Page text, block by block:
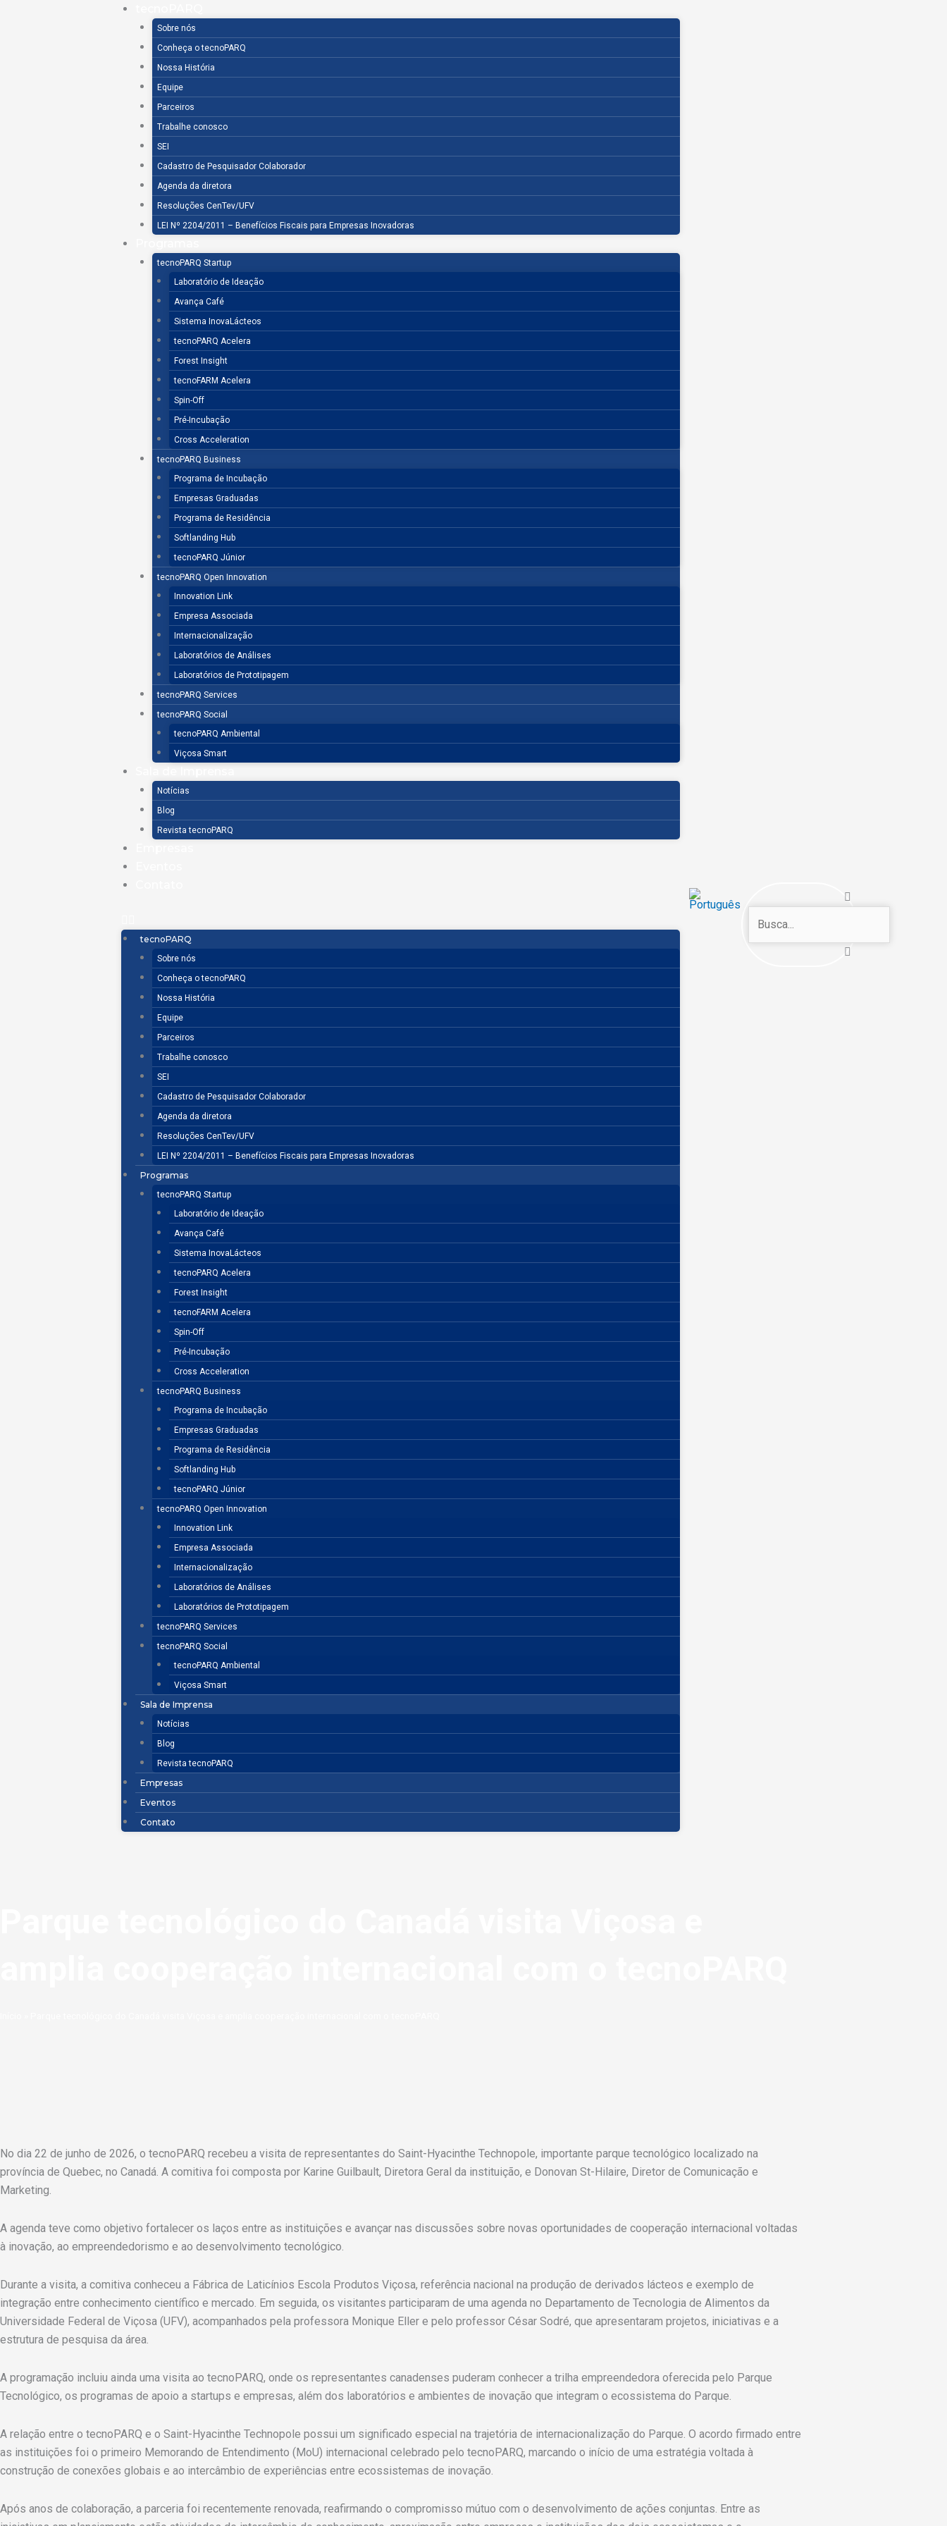
Sobre nós
Conheça o tecnoPARQ
Nossa História
Equipe
Parceiros
Trabalhe conosco
SEI
Cadastro de Pesquisador Colaborador
Agenda da diretora
Resoluções CenTev/UFV
LEI Nº 2204/2011 – Benefícios Fiscais para Empresas Inovadoras
tecnoPARQ Startup
Laboratório de Ideação
Avança Café
Sistema InovaLácteos
tecnoPARQ Acelera
Forest Insight
tecnoFARM Acelera
Spin-Off
Pré-Incubação
Cross Acceleration
tecnoPARQ Business
Programa de Incubação
Empresas Graduadas
Programa de Residência
Softlanding Hub
tecnoPARQ Júnior
tecnoPARQ Open Innovation
Innovation Link
Empresa Associada
Internacionalização
Laboratórios de Análises
Laboratórios de Prototipagem
tecnoPARQ Services
tecnoPARQ Social
tecnoPARQ Ambiental
Viçosa Smart
Notícias
Blog
Revista tecnoPARQ
tecnoPARQ
Sobre nós
Conheça o tecnoPARQ
Nossa História
Equipe
Parceiros
Trabalhe conosco
SEI
Cadastro de Pesquisador Colaborador
Agenda da diretora
Resoluções CenTev/UFV
LEI Nº 2204/2011 – Benefícios Fiscais para Empresas Inovadoras
Programas
tecnoPARQ Startup
Laboratório de Ideação
Avança Café
Sistema InovaLácteos
tecnoPARQ Acelera
Forest Insight
tecnoFARM Acelera
Spin-Off
Pré-Incubação
Cross Acceleration
tecnoPARQ Business
Programa de Incubação
Empresas Graduadas
Programa de Residência
Softlanding Hub
tecnoPARQ Júnior
tecnoPARQ Open Innovation
Innovation Link
Empresa Associada
Internacionalização
Laboratórios de Análises
Laboratórios de Prototipagem
tecnoPARQ Services
tecnoPARQ Social
tecnoPARQ Ambiental
Viçosa Smart
Sala de Imprensa
Notícias
Blog
Revista tecnoPARQ
Empresas
Eventos
Contato
No dia 22 de junho de 2026, o tecnoPARQ recebeu a visita de representantes do Saint-Hyacinthe Technopole, importante parque tecnológico localizado na
província de Quebec, no Canadá. A comitiva foi composta por Karine Guilbault, Diretora Geral da instituição, e Donovan St-Hilaire, Diretor de Comunicação e
Marketing.
A agenda teve como objetivo fortalecer os laços entre as instituições e avançar nas discussões sobre novas oportunidades de cooperação internacional voltadas
à inovação, ao empreendedorismo e ao desenvolvimento tecnológico.
Durante a visita, a comitiva conheceu a Fábrica de Laticínios Escola Produtos Viçosa, referência nacional na produção de derivados lácteos e exemplo de
integração entre conhecimento científico e mercado. Em seguida, os visitantes participaram de uma agenda no Departamento de Tecnologia de Alimentos da
Universidade Federal de Viçosa (UFV), acompanhados pela professora Monique Eller e pelo professor César Sodré, que apresentaram projetos, iniciativas e a
estrutura de pesquisa da área.
A programação incluiu ainda uma visita ao tecnoPARQ, onde os representantes canadenses puderam conhecer a trilha empreendedora oferecida pelo Parque
Tecnológico, os programas de apoio a startups e empresas, além dos laboratórios e ambientes de inovação que integram o ecossistema do Parque.
A relação entre o tecnoPARQ e o Saint-Hyacinthe Technopole possui um significado especial na trajetória de internacionalização do Parque. O acordo firmado entre
as instituições foi o primeiro Memorando de Entendimento (MoU) internacional celebrado pelo tecnoPARQ, marcando o início de uma estratégia voltada à
construção de conexões globais e ao intercâmbio de experiências entre ecossistemas de inovação.
Após anos de colaboração, a parceria foi recentemente renovada, reafirmando o compromisso mútuo com o desenvolvimento de ações conjuntas. Entre as